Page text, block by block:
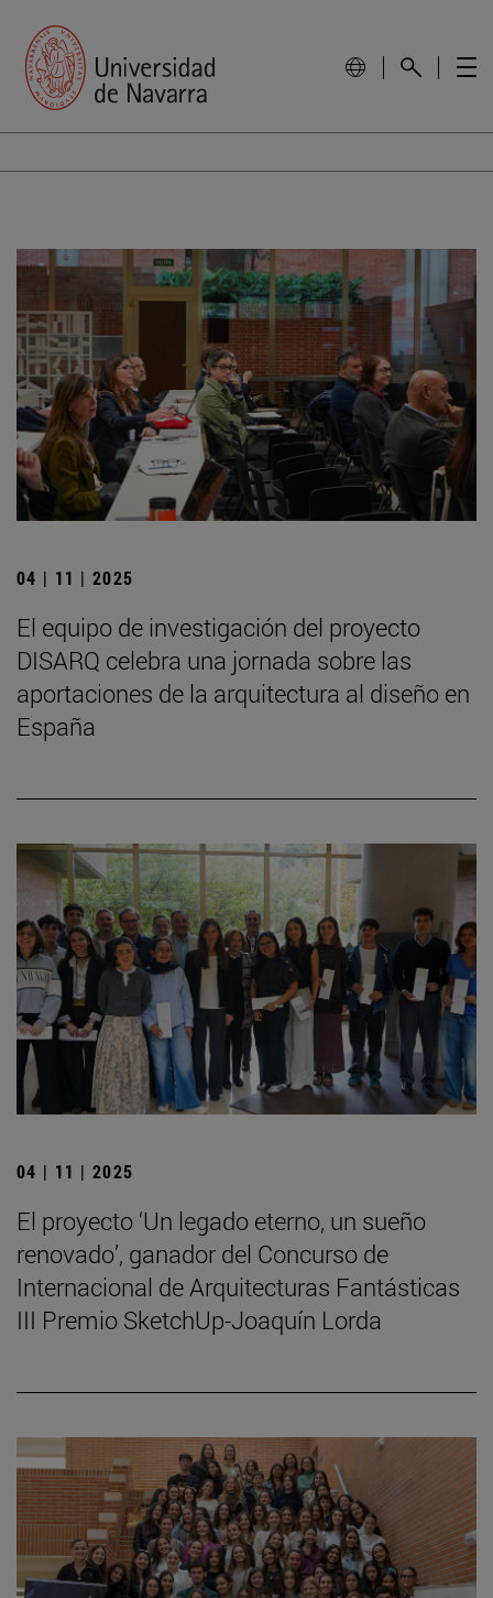
04 | 11 | 2025
El equipo de investigación del proyecto
DISARQ celebra una jornada sobre las
aportaciones de la arquitectura al diseño en
España
04 | 11 | 2025
El proyecto ‘Un legado eterno, un sueño
renovado’, ganador del Concurso de
Internacional de Arquitecturas Fantásticas
III Premio SketchUp-Joaquín Lorda